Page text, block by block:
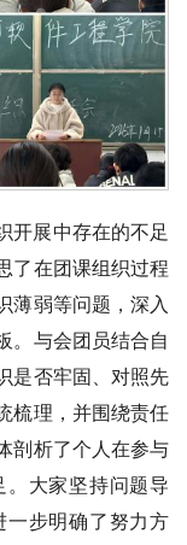
开展中存在的不足
了在团课组织过程
薄弱等问题，深入
。与会团员结合自
是否牢固、对照先
梳理，并围绕责任
剖析了个人在参与
大家坚持问题导
一步明确了努力方